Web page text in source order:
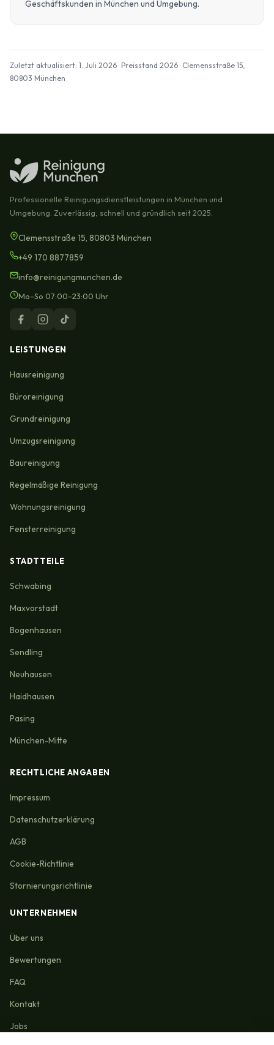
Geschäftskunden in München und Umgebung.
Zuletzt aktualisiert: 1. Juli 2026 · Preisstand 2026 · Clemensstraße 15,
80803 München
Professionelle Reinigungsdienstleistungen in München und
Umgebung. Zuverlässig, schnell und gründlich seit 2025.
Clemensstraße 15, 80803 München
+49 170 8877859
info@reinigungmunchen.de
Mo–So 07:00–23:00 Uhr
LEISTUNGEN
Hausreinigung
Büroreinigung
Grundreinigung
Umzugsreinigung
Baureinigung
Regelmäßige Reinigung
Wohnungsreinigung
Fensterreinigung
STADTTEILE
Schwabing
Maxvorstadt
Bogenhausen
Sendling
Neuhausen
Haidhausen
Pasing
München-Mitte
RECHTLICHE ANGABEN
Impressum
Datenschutzerklärung
AGB
Cookie-Richtlinie
Stornierungsrichtlinie
UNTERNEHMEN
Über uns
Bewertungen
FAQ
Kontakt
Jobs